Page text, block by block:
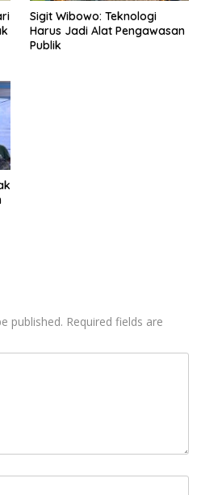
Sigit Wibowo: Teknologi
Harus Jadi Alat Pengawasan
Publik
published. Required fields are